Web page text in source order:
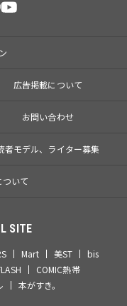
広告掲載について
お問い合わせ
者モデル、ライター募集
いて
SITE
Mart 美ST
bis
COMIC熱帯
本がすき。